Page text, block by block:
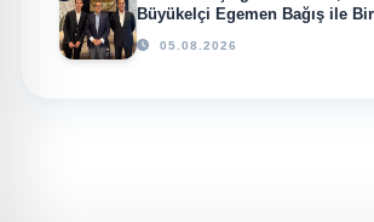
Büyükelçi Egemen Bağış ile
05.08.2026